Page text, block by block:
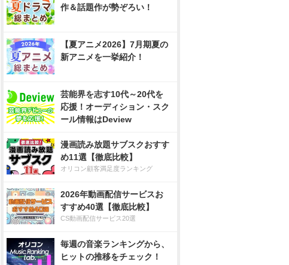
作＆話題作が勢ぞろい！
【夏アニメ2026】7月期夏の
新アニメを一挙紹介！
芸能界を志す10代～20代を
応援！オーディション・スク
ール情報はDeview
漫画読み放題サブスクおすす
め11選【徹底比較】
オリコン顧客満足度ランキング
2026年動画配信サービスお
すすめ40選【徹底比較】
CS動画配信サービス20選
毎週の音楽ランキングから、
ヒットの推移をチェック！